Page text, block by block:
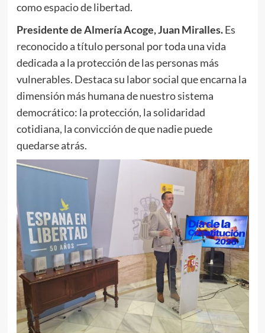
como espacio de libertad.
Presidente de Almería Acoge, Juan Miralles.Es
reconocido a título personal por toda una vida
dedicada a la protección de las personas más
vulnerables. Destaca su labor social que encarna la
dimensión más humana de nuestro sistema
democrático: la protección, la solidaridad
cotidiana, la convicción de que nadie puede
quedarse atrás.